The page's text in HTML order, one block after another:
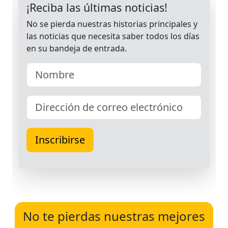
No te pierdas nuestras mejores